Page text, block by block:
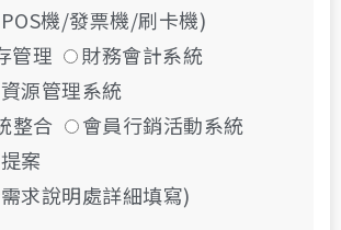
機/發票機/刷卡機)
管理
財務會計系統
源管理系統
整合
會員行銷活動系統
案
求說明處詳細填寫)